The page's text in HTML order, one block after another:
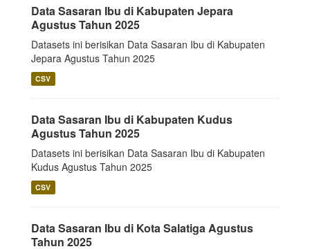
Data Sasaran Ibu di Kabupaten Jepara
Agustus Tahun 2025
Datasets ini berisikan Data Sasaran Ibu di Kabupaten
Jepara Agustus Tahun 2025
CSV
Data Sasaran Ibu di Kabupaten Kudus
Agustus Tahun 2025
Datasets ini berisikan Data Sasaran Ibu di Kabupaten
Kudus Agustus Tahun 2025
CSV
Data Sasaran Ibu di Kota Salatiga Agustus
Tahun 2025